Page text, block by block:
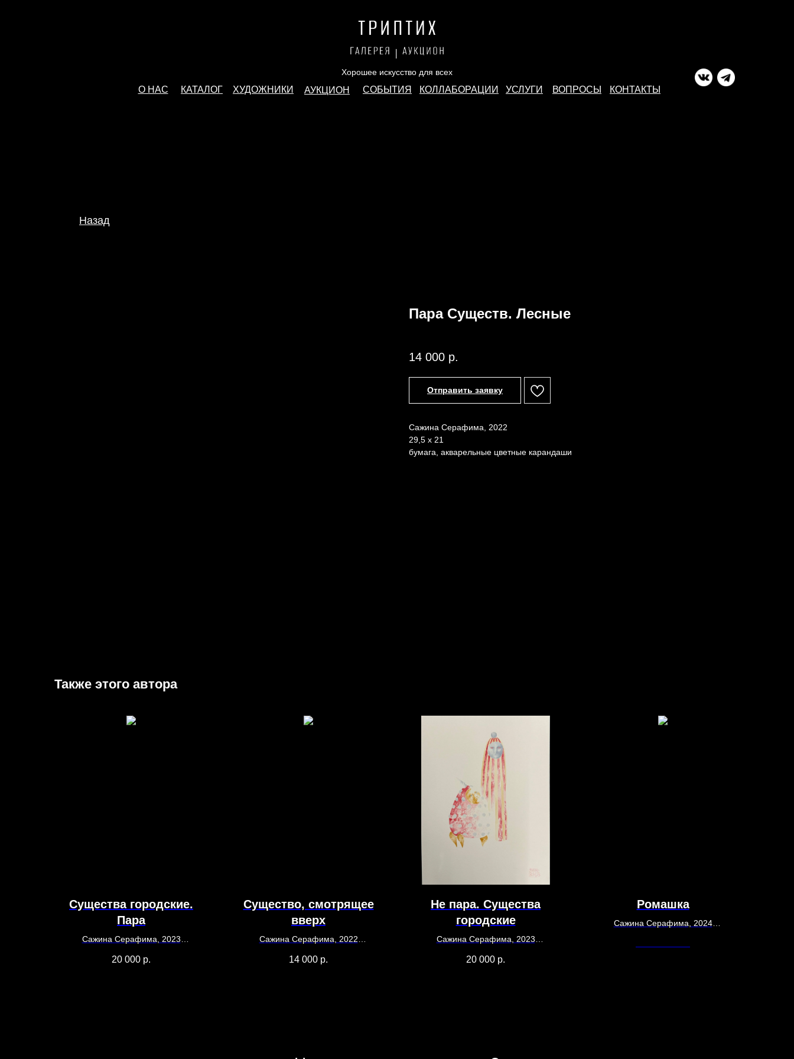
КАТАЛОГ
О НАС КОНТАКТЫ
УСЛУГИ ВОПРОСЫ
СОБЫТИЯ КОЛЛАБОРАЦИИ
ХУДОЖНИКИ АУКЦИОН
Хорошее искусство для всех
Назад
Пара Существ. Лесные
14 000 р.
Отправить заявку
Сажина Серафима, 2022
29,5 х 21
бумага, акварельные цветные карандаши
Также этого автора
Существа городские.
Пара
Сажина Серафима, 2023
бумага, акварель
20 000 р.
Существо, смотрящее
вверх
Сажина Серафима, 2022
бумага, масленые цветные карандаши
14 000 р.
Не пара. Существа
городские
Сажина Серафима, 2023
бумага, акварель
20 000 р.
Ромашка
Сажина Серафима, 2024
Глина, глазурь